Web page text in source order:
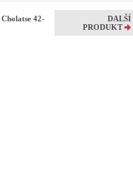
42-
DALŠÍ
PRODUKT